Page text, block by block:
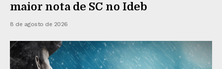
maior nota de SC no Ideb
8 de agosto de 2026